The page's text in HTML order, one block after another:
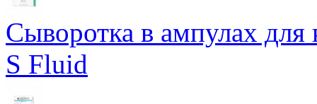
Сыворотка в ампулах для
S Fluid